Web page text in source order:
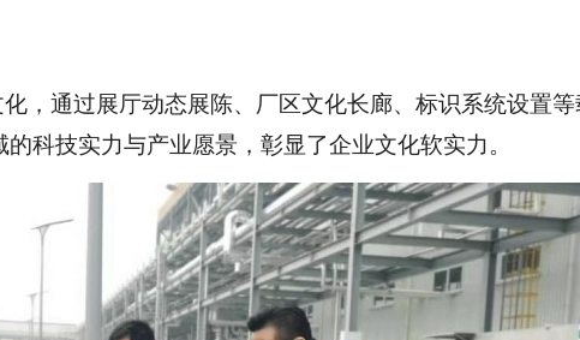
， 通过展厅动态展陈、厂区文化长廊、标识系统设置等
科技实力与产业愿景， 彰显了企业文化软实力。